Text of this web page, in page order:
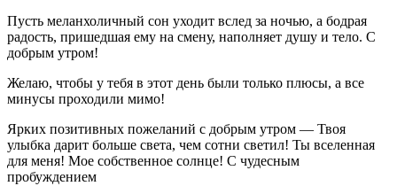
Пусть меланхоличный сон уходит вслед за ночью, а бодрая
радость, пришедшая ему на смену, наполняет душу и тело. С
добрым утром!
Желаю, чтобы у тебя в этот день были только плюсы, а все
минусы проходили мимо!
Ярких позитивных пожеланий с добрым утром — Твоя
улыбка дарит больше света, чем сотни светил! Ты вселенная
для меня! Мое собственное солнце! С чудесным
пробуждением